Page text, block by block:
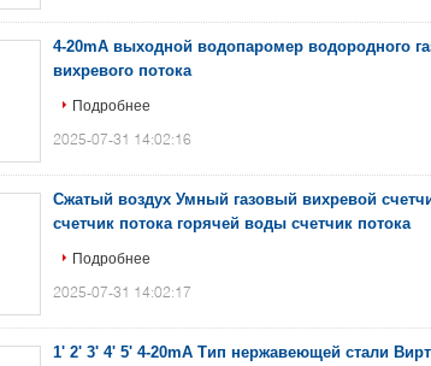
4-20mA выходной водопаромер водородного
вихревого потока
Подробнее
2025-07-31 14:02:16
Сжатый воздух Умный газовый вихревой
счетчик потока горячей воды счетчик потока
Подробнее
2025-07-31 14:02:17
1' 2' 3' 4' 5' 4-20mA Тип нержавеющей стали